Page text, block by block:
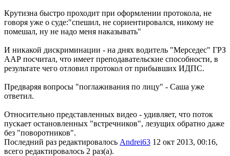
Крутизна быстро проходит при оформлении протокола, не
говоря уже о суде:"спешил, не сориентировался, никому не
помешал, ну не надо меня наказывать"
И никакой дискриминации - на днях водитель "Мерседес" ГРЗ
ААР посчитал, что имеет преподавательские способности, в
результате чего отловил протокол от прибывших ИДПС.
Предваряя вопросы "поглаживания по лицу" - Саша уже
ответил.
Относительно представленных видео - удивляет, что поток
пускает остановленных "встречников", лезущих обратно даже
без "поворотников".
Последний раз редактировалось Andrei63 12 окт 2013, 00:16,
всего редактировалось 2 раз(а).